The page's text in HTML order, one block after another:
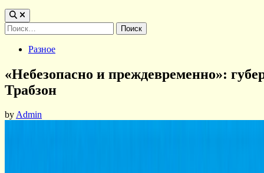
Найти:
PostedРазное
«Небезопасно и преждевременно»:
Трабзон
byAdmin